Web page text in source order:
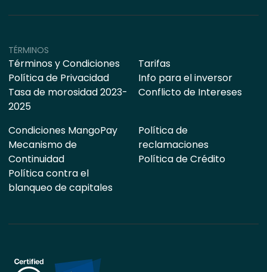
TÉRMINOS
Términos y Condiciones
Política de Privacidad
Tasa de morosidad 2023-
2025
Tarifas
Info para el inversor
Conflicto de Intereses
Condiciones MangoPay
Mecanismo de
Continuidad
Política contra el
blanqueo de capitales
Política de
reclamaciones
Política de Crédito